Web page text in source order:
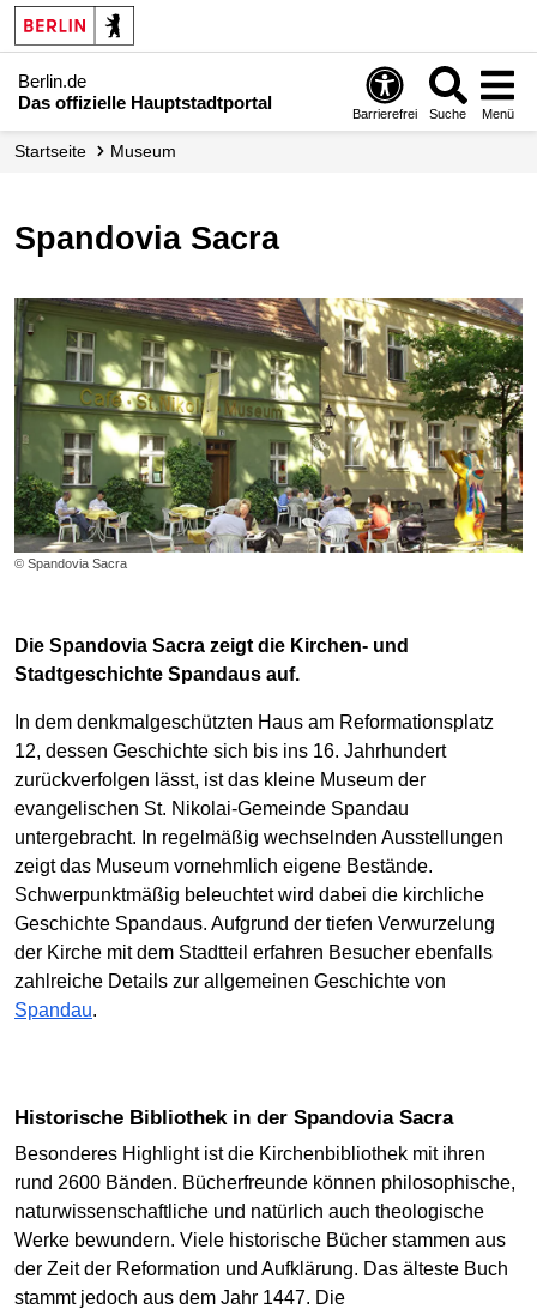
Berlin.de
Das offizielle Hauptstadtportal
Barrierefrei Suche Menü
Startseite Museum
Spandovia Sacra
© Spandovia Sacra
Die Spandovia Sacra zeigt die Kirchen- und
Stadtgeschichte Spandaus auf.
In dem denkmalgeschützten Haus am Reformationsplatz
12, dessen Geschichte sich bis ins 16. Jahrhundert
zurückverfolgen lässt, ist das kleine Museum der
evangelischen St. Nikolai-Gemeinde Spandau
untergebracht. In regelmäßig wechselnden Ausstellungen
zeigt das Museum vornehmlich eigene Bestände.
Schwerpunktmäßig beleuchtet wird dabei die kirchliche
Geschichte Spandaus. Aufgrund der tiefen Verwurzelung
der Kirche mit dem Stadtteil erfahren Besucher ebenfalls
zahlreiche Details zur allgemeinen Geschichte von
Spandau.
Historische Bibliothek in der Spandovia Sacra
Besonderes Highlight ist die Kirchenbibliothek mit ihren
rund 2600 Bänden. Bücherfreunde können philosophische,
naturwissenschaftliche und natürlich auch theologische
Werke bewundern. Viele historische Bücher stammen aus
der Zeit der Reformation und Aufklärung. Das älteste Buch
stammt jedoch aus dem Jahr 1447. Die